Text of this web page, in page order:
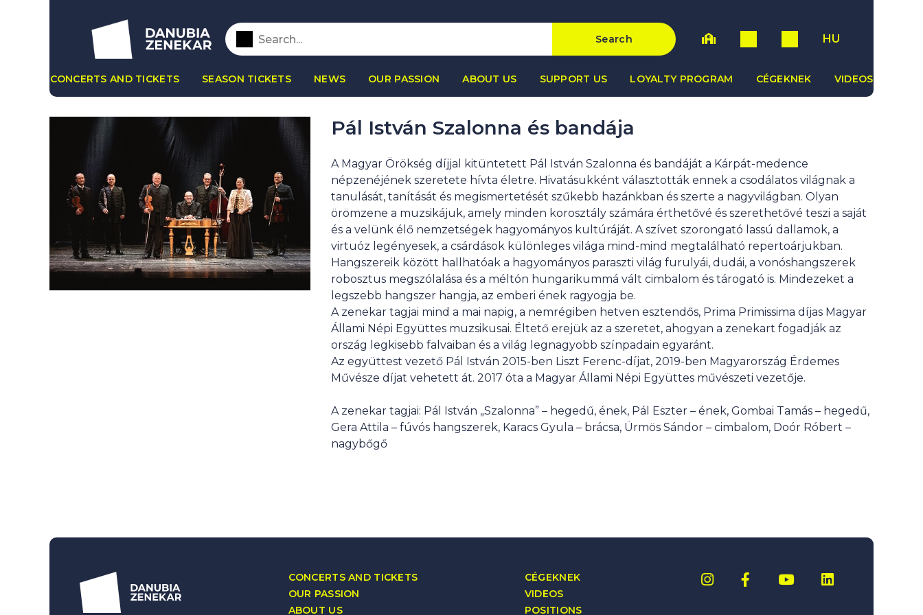
Search HU
CONCERTS AND TICKETS SEASON TICKETS NEWS OUR PASSION ABOUT US SUPPORT US LOYALTY PROGRAM CÉGEKNEK VIDEOS
Pál István Szalonna és bandája
A Magyar Örökség díjjal kitüntetett Pál István Szalonna és bandáját a Kárpát-medence
népzenéjének szeretete hívta életre. Hivatásukként választották ennek a csodálatos világnak a
tanulását, tanítását és megismertetését szűkebb hazánkban és szerte a nagyvilágban. Olyan
örömzene a muzsikájuk, amely minden korosztály számára érthetővé és szerethetővé teszi a saját
és a velünk élő nemzetségek hagyományos kultúráját. A szívet szorongató lassú dallamok, a
virtuóz legényesek, a csárdások különleges világa mind-mind megtalálható repertoárjukban.
Hangszereik között hallhatóak a hagyományos paraszti világ furulyái, dudái, a vonóshangszerek
robosztus megszólalása és a méltón hungarikummá vált cimbalom és tárogató is. Mindezeket a
legszebb hangszer hangja, az emberi ének ragyogja be.
A zenekar tagjai mind a mai napig, a nemrégiben hetven esztendős, Prima Primissima díjas Magyar
Állami Népi Együttes muzsikusai. Éltető erejük az a szeretet, ahogyan a zenekart fogadják az
ország legkisebb falvaiban és a világ legnagyobb színpadain egyaránt.
Az együttest vezető Pál István 2015-ben Liszt Ferenc-díjat, 2019-ben Magyarország Érdemes
Művésze díjat vehetett át. 2017 óta a Magyar Állami Népi Együttes művészeti vezetője.
A zenekar tagjai: Pál István „Szalonna” – hegedű, ének, Pál Eszter – ének, Gombai Tamás – hegedű,
Gera Attila – fúvós hangszerek, Karacs Gyula – brácsa, Ürmös Sándor – cimbalom, Doór Róbert –
nagybőgő
CONCERTS AND TICKETS
OUR PASSION
ABOUT US
CÉGEKNEK
VIDEOS
POSITIONS